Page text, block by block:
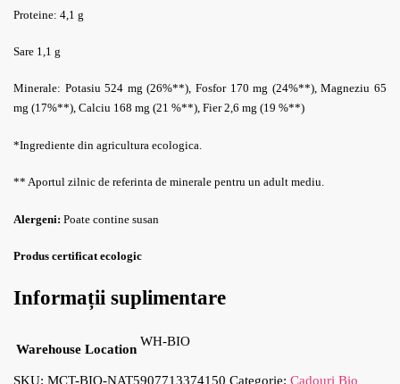
Proteine: 4,1 g
Sare 1,1 g
Minerale: Potasiu 524 mg (26%**),Fosfor 170 mg (24%**),Magneziu 65
mg (17%**), Calciu 168 mg (21 %**), Fier 2,6 mg (19 %**)
*Ingrediente din agricultura ecologica.
** Aportul zilnic de referinta de minerale pentru un adult mediu.
Alergeni: Poate contine susan
Produs certificat ecologic
Informații suplimentare
Warehouse Location
WH-BIO
SKU: MCT-BIO-NAT5907713374150 Categorie: Cadouri Bio